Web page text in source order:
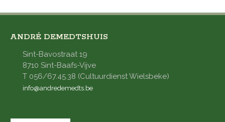
ANDRÉ DEMEDTSHUIS
Sint-Bavostraat 19
8710 Sint-Baafs-Vijve
T 056/67.45.38 (Cultuurdienst Wielsbeke)
info@andredemedts.be